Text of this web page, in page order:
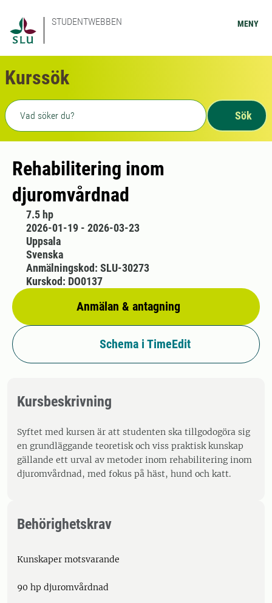
STUDENTWEBBEN MENY
Kurssök
Fritext sökning
Sök
Rehabilitering inom
djuromvårdnad
7.5 hp
2026-01-19 - 2026-03-23
Uppsala
Svenska
Anmälan & antagning
Anmälningskod: SLU-30273
Kurskod: DO0137
Schema i TimeEdit
Kursbeskrivning
Syftet med kursen är att studenten ska tillgodogöra sig
en grundläggande teoretisk och viss praktisk kunskap
gällande ett urval av metoder inom rehabilitering inom
djuromvårdnad, med fokus på häst, hund och katt.
Behörighetskrav
Kunskaper motsvarande
90 hp djuromvårdnad